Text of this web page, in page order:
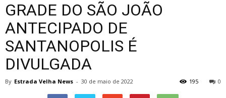
GRADE DO SÃO JOÃO
ANTECIPADO DE
SANTANOPOLIS É
DIVULGADA
By Estrada Velha News - 30 de maio de 2022 0
195